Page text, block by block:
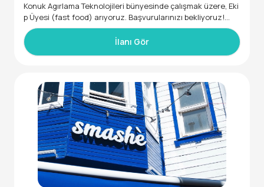
Konuk Agırlama Teknolojileri bünyesinde çalışmak üzere, Eki
p Üyesi (fast food) arıyoruz. Başvurularınızı bekliyoruz!
• En az İlkokul mezunu
• Deneyimli Deneyimsiz
İlanı Gör